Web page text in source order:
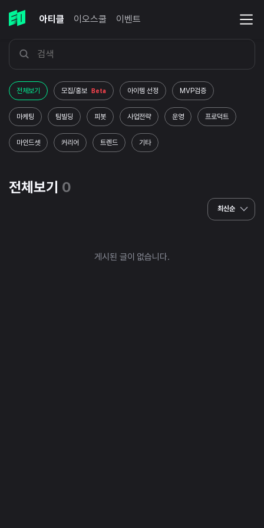
아티클 이오스쿨 이벤트
전체보기 모집/홍보 Beta 아이템 선정 MVP검증
마케팅 팀빌딩 피봇 사업전략 운영 프로덕트
마인드셋 커리어 트렌드 기타
전체보기 0
최신순
게시된 글이 없습니다.